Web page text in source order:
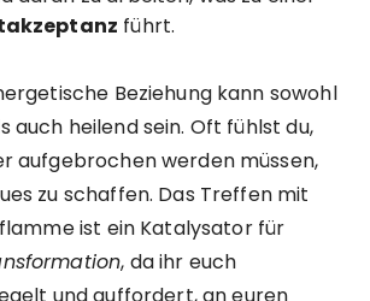
führt.
Beziehung kann sowohl
auch heilend sein. Oft fühlst du,
aufgebrochen werden müssen,
zu schaffen. Das Treffen mit
ist ein Katalysator für
, da ihr euch